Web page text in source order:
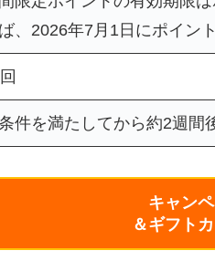
、2026年7月1日にポイン
件を満たしてから約2週間
キャン
＆ギフト